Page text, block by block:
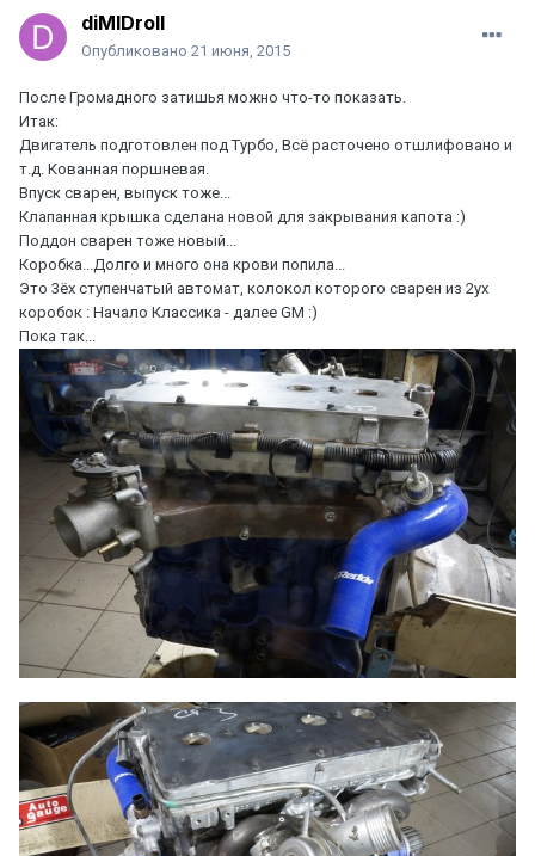
diMIDroll
Опубликовано 21 июня, 2015
После Громадного затишья можно что-то показать.
Итак:
Двигатель подготовлен под Турбо, Всё расточено отшлифовано и
т.д. Кованная поршневая.
Впуск сварен, выпуск тоже...
Клапанная крышка сделана новой для закрывания капота :)
Поддон сварен тоже новый...
Коробка...Долго и много она крови попила...
Это 3ёх ступенчатый автомат, колокол которого сварен из 2ух
коробок : Начало Классика - далее GM :)
Пока так...